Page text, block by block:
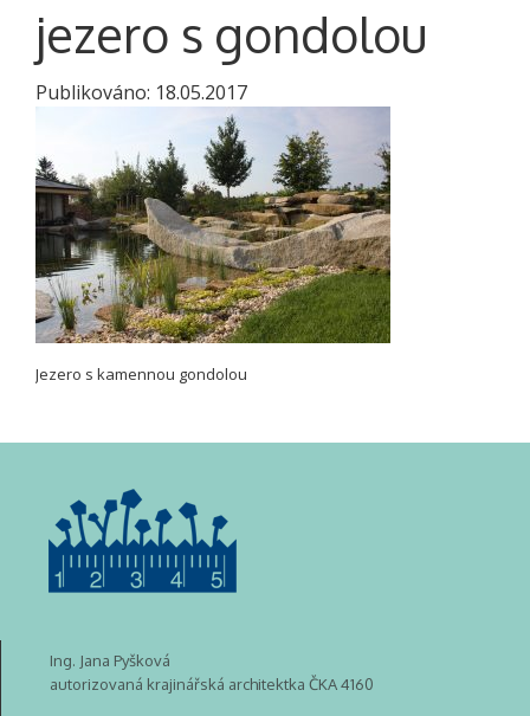
jezero s gondolou
Publikováno: 18.05.2017
Jezero s kamennou gondolou
Ing. Jana Pyšková
autorizovaná krajinářská architektka ČKA 4160